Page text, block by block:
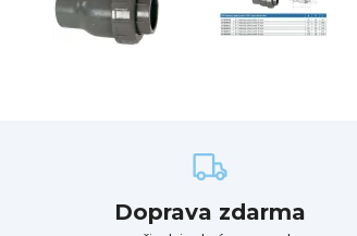
Doprava zdarma